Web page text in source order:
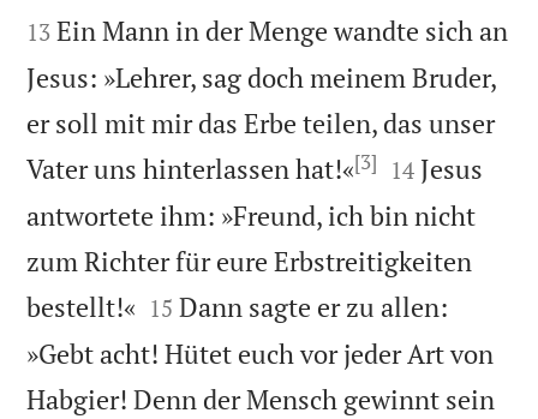


13 Ein Mann in der Menge wandte sich an
Jesus: »Lehrer, sag doch meinem Bruder,
er soll mit mir das Erbe teilen, das unser
Vater uns hinterlassen hat!«[3] 

14 Jesus
antwortete ihm: »Freund, ich bin nicht
zum Richter für eure Erbstreitigkeiten
bestellt!« 

15 Dann sagte er zu allen:
»Gebt acht! Hütet euch vor jeder Art von
Habgier! Denn der Mensch gewinnt sein